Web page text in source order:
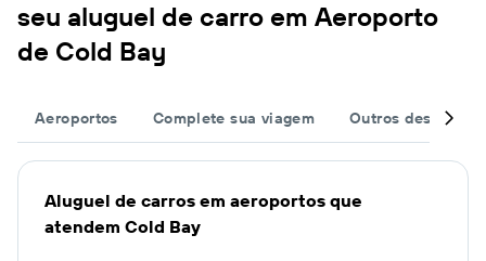
seu aluguel de carro em Aeroporto
de Cold Bay
Aeroportos Complete sua viagem Outros destinos
Aluguel de carros em aeroportos que
atendem Cold Bay